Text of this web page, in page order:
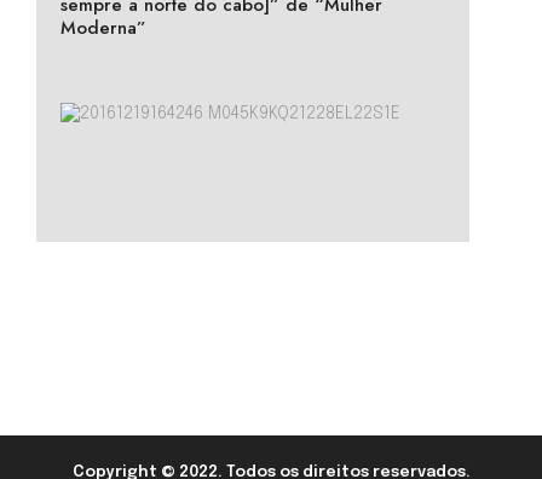
Moderna”
Copyright © 2022. Todos os direitos reservados.